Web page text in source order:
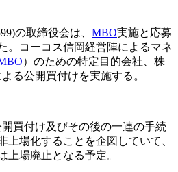
の取締役会は、 MBO実施と応募
。コーコス信岡経営陣によるマネ
）のための特定目的会社、株
る公開買付けを実施する。
買付け及びその後の一連の手続
上場化することを企図していて、
上場廃止となる予定。